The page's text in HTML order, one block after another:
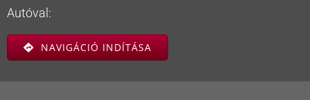
Autóval:
NAVIGÁCIÓ INDÍTÁSA